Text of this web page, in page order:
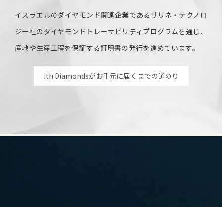
イスラエルのダイヤモンド関連企業であるサリネ・テクノロ
ジー社のダイヤモンドトレーサビリティプログラムを通じ、
産地や生産工程を保証する証明書の発行を進めています。
ith Diamondsがお手元に届くまでの道のり